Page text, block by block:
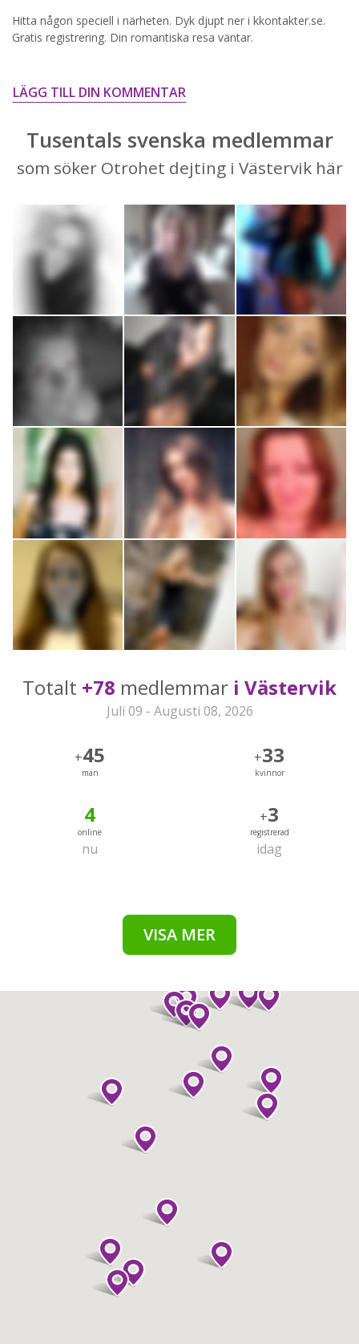
Hitta någon speciell i närheten. Dyk djupt ner i kkontakter.se.
Gratis registrering. Din romantiska resa väntar.
LÄGG TILL DIN KOMMENTAR
Tusentals svenska medlemmar
som söker Otrohet dejting i Västervik här
Totalt +78 medlemmar i Västervik
Juli 09 - Augusti 08, 2026
+45
män
+33
kvinnor
4
online
nu
+3
registrerad
idag
VISA MER